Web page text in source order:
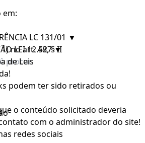
LC 131/01 ▼
LEI 12.527▼
em:
no art. 48, § II
de Leis
podem ter sido retirados ou
o conteúdo solicitado deveria
com o administrador do site!
redes sociais